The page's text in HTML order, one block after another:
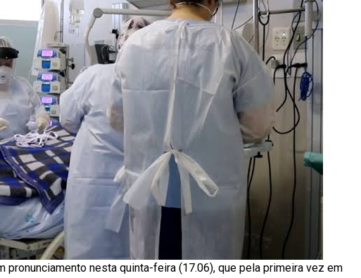
pronunciamento nesta quinta-feira (17.06), que pela primeira vez em